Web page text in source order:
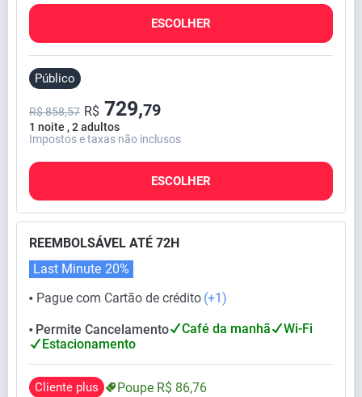
ESCOLHER
Público
1 noite , 2 adultos
R$ 858,57 R$ 729,79
Impostos e taxas não inclusos
ESCOLHER
REEMBOLSÁVEL ATÉ 72H
⬤ Pague com Cartão de crédito (+1)
Last Minute 20%
⬤ Permite Cancelamento Café da manhã
Wi-Fi
Estacionamento
Cliente plus Poupe R$ 86,76